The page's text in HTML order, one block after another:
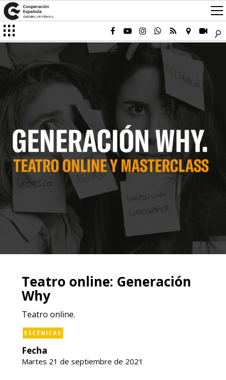
Teatro online: Generación
Why
Teatro online.
ESCÉNICAS
Fecha
Martes 21 de septiembre de 2021